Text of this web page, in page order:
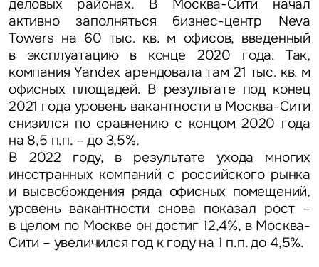
деловых районах. В Москва-Сити начал
активно заполняться бизнес-центр Neva
Towers на 60 тыс. кв. м офисов, введенный
в эксплуатацию в конце 2020 года. Так,
компания Yandex арендовала там 21 тыс. кв. м
офисных площадей. В результате под конец
2021 года уровень вакантности в Москва-Сити
снизился по сравнению с концом 2020 года
на 8,5 п.п. – до 3,5%.
В 2022 году, в результате ухода многих
иностранных компаний с российского рынка
и высвобождения ряда офисных помещений,
уровень вакантности снова показал рост –
в целом по Москве он достиг 12,4%, в Москва-
Сити – увеличился год к году на 1 п.п. до 4,5%.